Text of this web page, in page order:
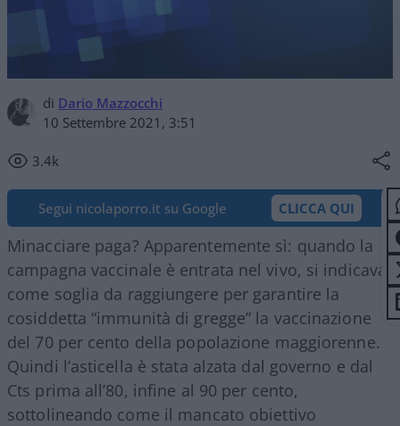
di Dario Mazzocchi
10 Settembre 2021, 3:51
3.4k
Segui nicolaporro.it su Google CLICCA QUI
Minacciare paga? Apparentemente sì: quando la
campagna vaccinale è entrata nel vivo, si indicava
come soglia da raggiungere per garantire la
cosiddetta “immunità di gregge” la vaccinazione
del 70 per cento della popolazione maggiorenne.
Quindi l’asticella è stata alzata dal governo e dal
Cts prima all’80, infine al 90 per cento,
sottolineando come il mancato obiettivo